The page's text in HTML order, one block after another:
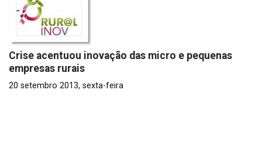
Crise acentuou inovação das micro e pequenas
empresas rurais
20 setembro 2013, sexta-feira